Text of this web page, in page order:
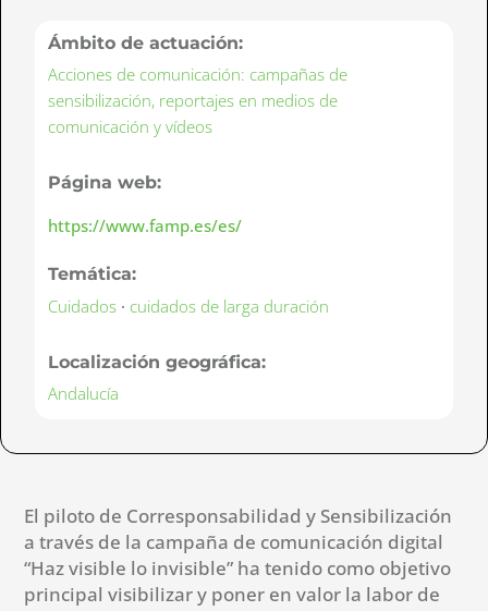
Ámbito de actuación:
Acciones de comunicación: campañas de
sensibilización, reportajes en medios de
comunicación y vídeos
Página web:
https://www.famp.es/es/
Temática:
Cuidados· cuidados de larga duración
Localización geográfica:
Andalucía
El piloto de Corresponsabilidad y Sensibilización
a través de la campaña de comunicación digital
“Haz visible lo invisible” ha tenido como objetivo
principal visibilizar y poner en valor la labor de